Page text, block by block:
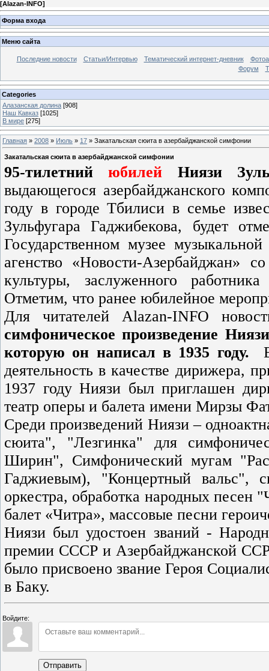
[Alazan-INFO]
Форма входа
Меню сайта
Последние новости Статьи/Интервью Тематический интернет-дневник
Форум
Categories
Алазанская долина [908]
Наш Кавказ [1025]
В мире [275]
Главная » 2008 » Июль » 17 » Закатальская сюита в азербайджанской симфонии
Закатальская сюита в азербайджанской симфонии
95-тилетнийюбилей Ниязи
выдающегося азербайджанского
году в городе Тбилиси в семье
Зульфугара Гаджибекова, будет
Государственном музее
агенство «Новости-Азербайджан»
культуры, заслуженного
Отметим, что ранее юбилейное
Для читателей Alazan-INFO
симфоническое произведение
которую он написал в 1935 году.
деятельность в качестве дирижера,
1937 году Ниязи был приглашен
театр оперы и балета имени Мирзы
Среди произведений Ниязи –
сюита", "Лезгинка" для
Ширин", Симфонический мугам
Гаджиевым), "Концертный вальс",
оркестра, обработка народных
балет «Читра», массовые песни
Ниязи был удостоен званий -
премии СССР и Азербайджанской
было присвоено звание Героя
в Баку.
Войдите:
Отправить